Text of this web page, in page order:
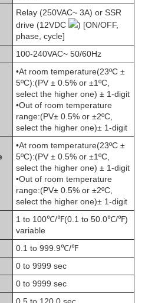
Relay (250VAC~ 3A) or SSR
drive (12VDC
) [ON/OFF,
phase, cycle]
100-240VAC~ 50/60Hz
•At room temperature(23ºC ±
5ºC):(PV ± 0.5% or ±1ºC,
select the higher one) ± 1-digit
•Out of room temperature
range:(PV± 0.5% or ±2ºC,
select the higher one)± 1-digit
•At room temperature(23ºC ±
5ºC):(PV ± 0.5% or ±1ºC,
select the higher one) ± 1-digit
•Out of room temperature
range:(PV± 0.5% or ±2ºC,
select the higher one)± 1-digit
1 to 100℃/℉(0.1 to 50.0℃/℉)
variable
0.1 to 999.9℃/℉
0 to 9999 sec
0 to 9999 sec
0.5 to 120.0 sec